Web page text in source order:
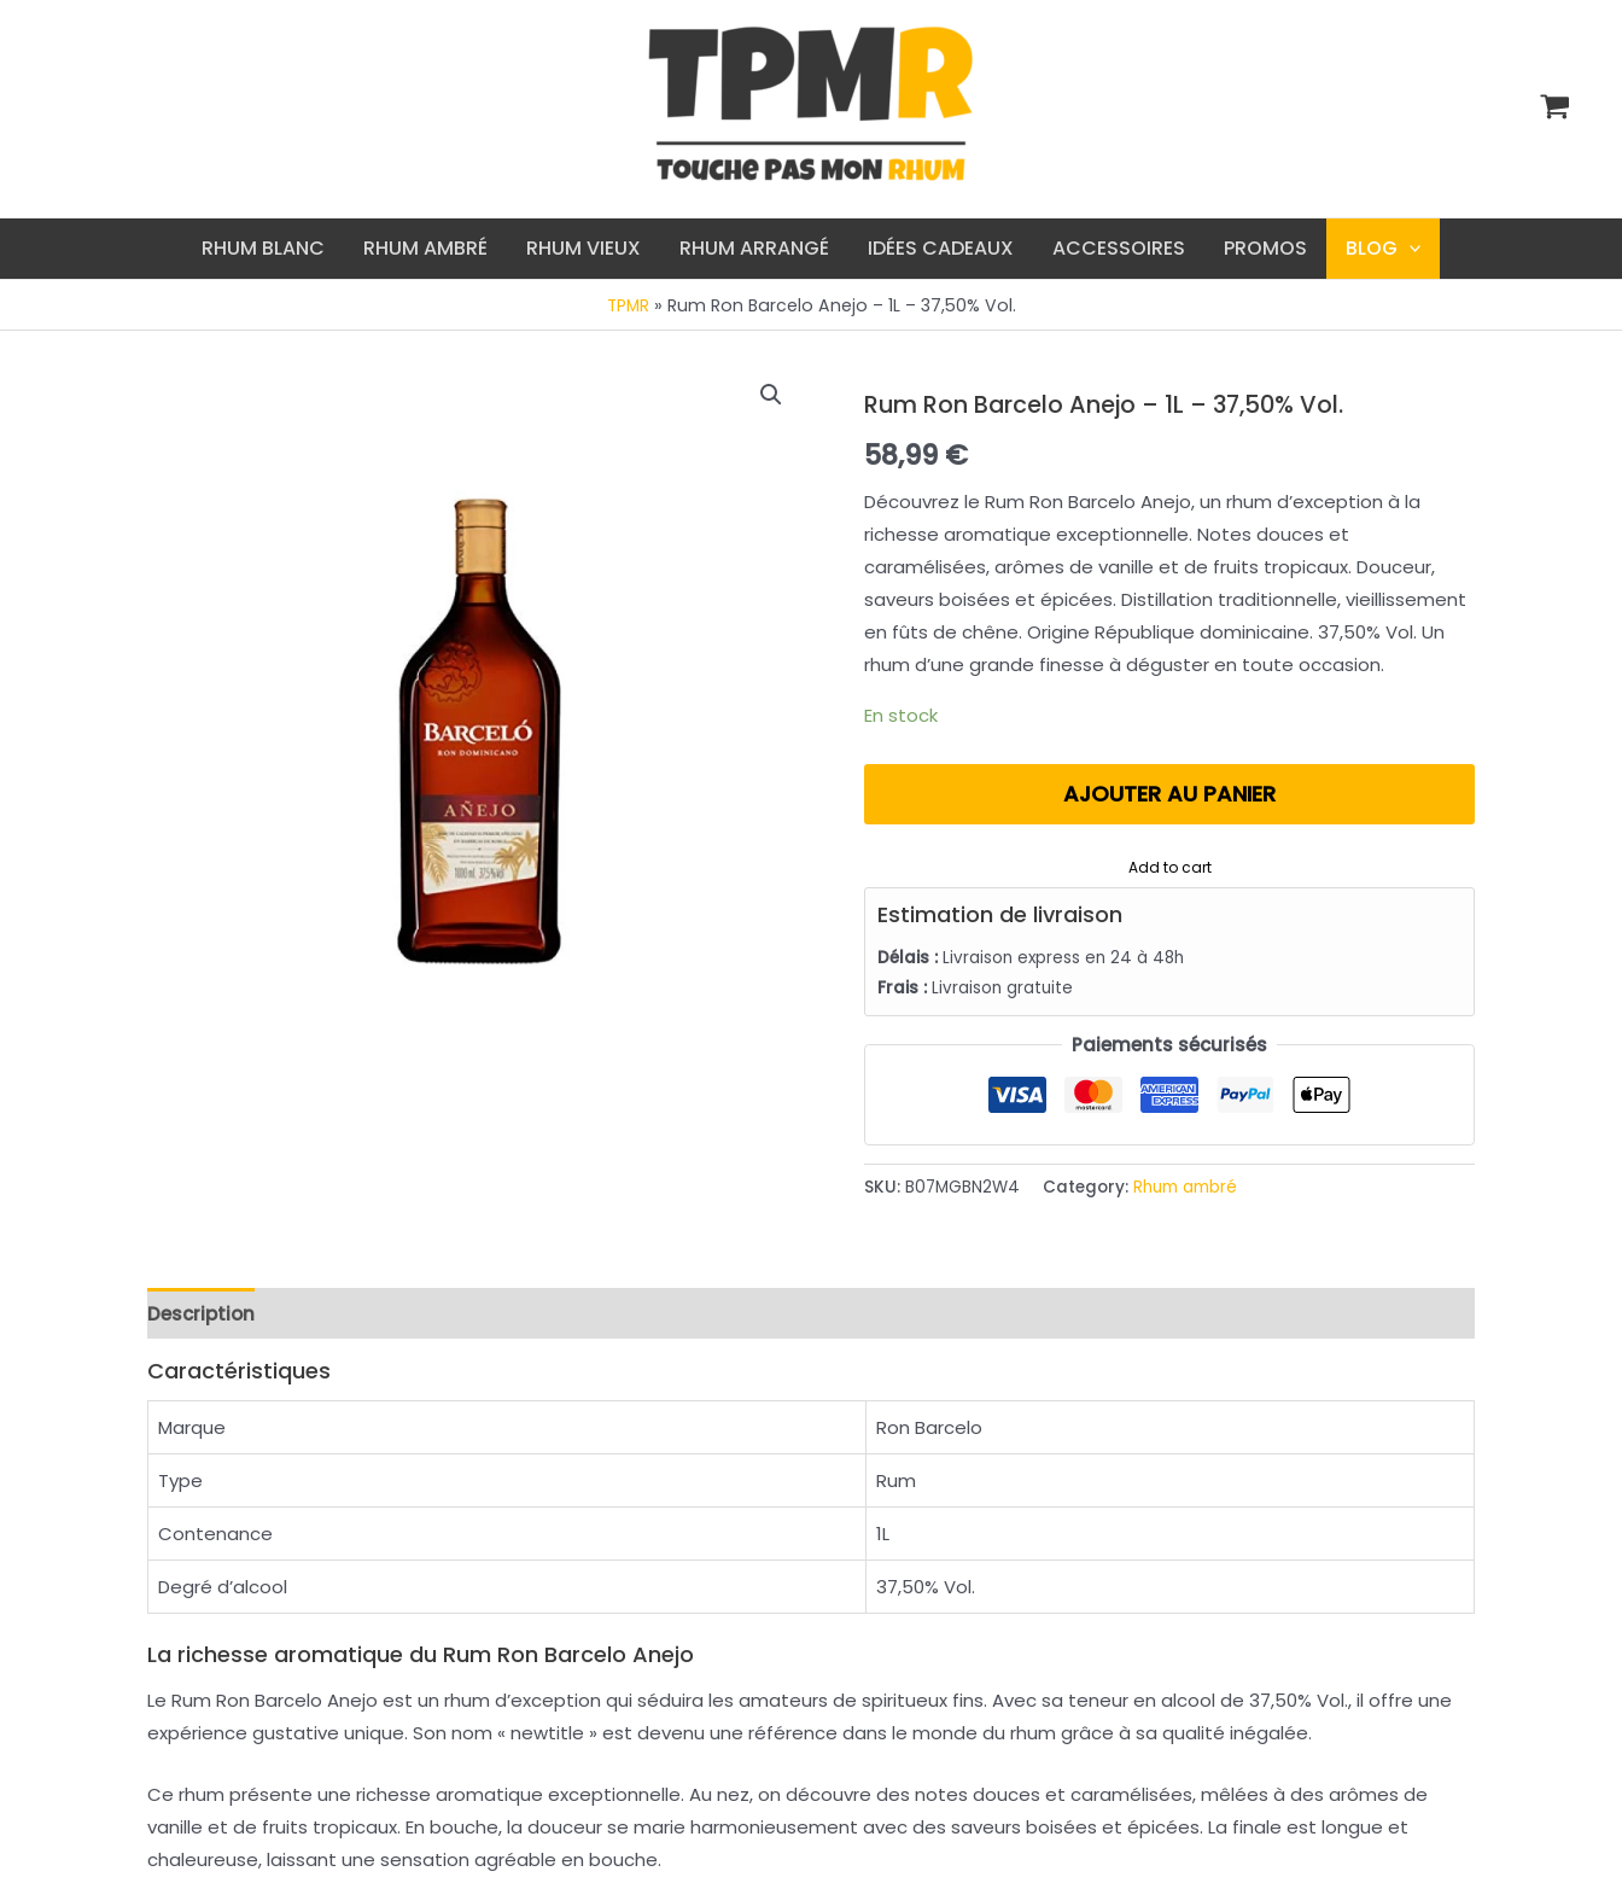
RHUM BLANC RHUM AMBRÉ RHUM VIEUX RHUM ARRANGÉ IDÉES CADEAUX ACCESSOIRES PROMOS BLOG
TPMR » Rum Ron Barcelo Anejo – 1L – 37,50% Vol.
Rum Ron Barcelo Anejo – 1L – 37,50% Vol.
58,99 €
Découvrez le Rum Ron Barcelo Anejo, un rhum d’exception à la
richesse aromatique exceptionnelle. Notes douces et
caramélisées, arômes de vanille et de fruits tropicaux. Douceur,
saveurs boisées et épicées. Distillation traditionnelle, vieillissement
en fûts de chêne. Origine République dominicaine. 37,50% Vol. Un
rhum d’une grande finesse à déguster en toute occasion.
En stock
AJOUTER AU PANIER
Add to cart
Estimation de livraison
Délais : Livraison express en 24 à 48h
Frais : Livraison gratuite
Paiements sécurisés
SKU: B07MGBN2W4 Category: Rhum ambré
Description
Caractéristiques
Marque Ron Barcelo
Type Rum
Contenance 1L
Degré d’alcool 37,50% Vol.
La richesse aromatique du Rum Ron Barcelo Anejo
Le Rum Ron Barcelo Anejo est un rhum d’exception qui séduira les amateurs de spiritueux fins. Avec sa teneur en alcool de 37,50% Vol., il offre une
expérience gustative unique. Son nom « newtitle » est devenu une référence dans le monde du rhum grâce à sa qualité inégalée.
Ce rhum présente une richesse aromatique exceptionnelle. Au nez, on découvre des notes douces et caramélisées, mêlées à des arômes de
vanille et de fruits tropicaux. En bouche, la douceur se marie harmonieusement avec des saveurs boisées et épicées. La finale est longue et
chaleureuse, laissant une sensation agréable en bouche.